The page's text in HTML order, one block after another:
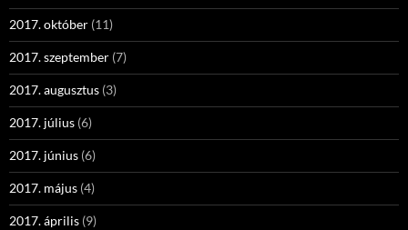
2017. október (11)
2017. szeptember (7)
2017. augusztus (3)
2017. július (6)
2017. június (6)
2017. május (4)
2017. április (9)